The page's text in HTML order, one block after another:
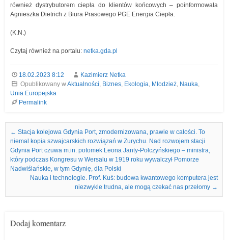
również dystrybutorem ciepła do klientów końcowych – poinformowała
Agnieszka Dietrich z Biura Prasowego PGE Energia Ciepła.
(K.N.)
Czytaj również na portalu: netka.gda.pl
18.02.2023 8:12
Kazimierz Netka
Opublikowany wAktualności, Biznes, Ekologia, Młodzież, Nauka,
Unia Europejska
Permalink
Nawigacja we wpisach
← Stacja kolejowa Gdynia Port, zmodernizowana, prawie w całości. To
niemal kopia szwajcarskich rozwiązań w Zurychu. Nad rozwojem stacji
Gdynia Port czuwa m.in. potomek Leona Janty-Połczyńskiego – ministra,
który podczas Kongresu w Wersalu w 1919 roku wywalczył Pomorze
Nadwiślańskie, w tym Gdynię, dla Polski
Nauka i technologie. Prof. Kuś: budowa kwantowego komputera jest
niezwykle trudna, ale mogą czekać nas przełomy →
Dodaj komentarz